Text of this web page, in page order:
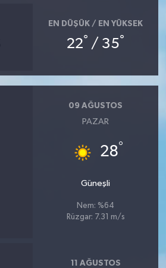
EN DÜŞÜK / EN YÜKSEK
22° / 35°
09 AĞUSTOS
PAZAR
28°
Güneşli
Nem: %64
Rüzgar: 7.31 m/s
11 AĞUSTOS